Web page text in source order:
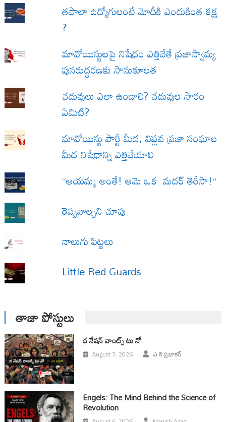
త‌పాలా ఉద్యోగులంటే మోదీకి ఎందుకింత కక్ష
?
మావోయిస్టులపై నిషేధం ఎత్తివేతే ప్రజాస్వామ్య
పునరుద్ధరణకు సానుకూలత
చదువులు ఎలా ఉండాలి? చదువుల సారం
ఏమిటి?
మావోయిస్టు పార్టీ మీద, విప్లవ ప్రజా సంఘాల
మీద నిషేధాన్ని ఎత్తివేయాలి
“ఆయమ్మ అంతే! ఆమె ఒక మదర్ తెరీసా!”
రెప్పవాల్చని చూపు
నాలుగు పిట్టలు
Little Red Guards
తాజా పోస్టులు
ద నేషన్ వాంట్స్ టు నో
August 7, 2026 ఎ కె ప్రభాకర్
Engels: The Mind Behind the Science of
Revolution